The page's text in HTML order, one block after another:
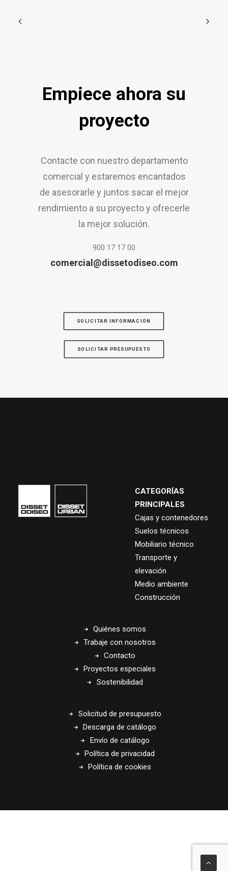
Empiece ahora su
proyecto
Contacte con nuestro departamento
comercial y estaremos encantados
de asesorarle y juntos sacar el mejor
rendimiento a su proyecto y ofrecerle
la mejor solución.
900 17 17 00
comercial@dissetodiseo.com
SOLICITAR INFORMACIÓN
SOLICITAR PRESUPUESTO
CATEGORÍAS
PRINCIPALES
Cajas y contenedores
Suelos técnicos
Mobiliario técnico
Transporte y
elevación
Medio ambiente
Construcción
Quiénes somos
Trabaje con nosotros
Contacto
Proyectos especiales
Sostenibilidad
Solicitud de presupuesto
Descarga de catálogo
Envío de catálogo
Política de privacidad
Política de cookies